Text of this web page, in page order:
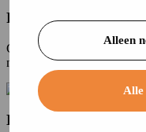
Alleen
Alle
Rijrisico is niet
Ga je toch de openbare
niet verzekerd, ook niet
Diefstal en